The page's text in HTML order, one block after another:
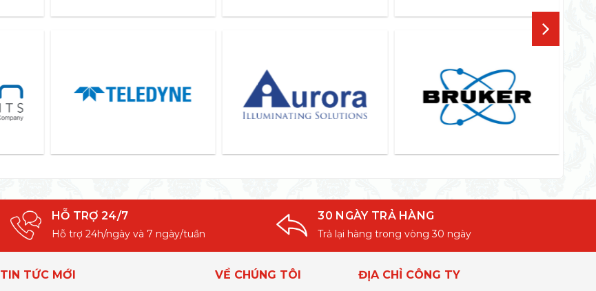
HỖ TRỢ 24/7
Hỗ trợ 24h/ngày và 7 ngày/tuần
30 NGÀY TRẢ HÀNG
Trả lại hàng trong vòng 30 ngày
TIN TỨC MỚI VỀ CHÚNG TÔI ĐỊA CHỈ CÔNG TY